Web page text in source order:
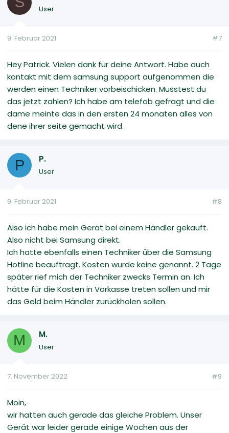
User
9. Februar 2021 #7
Hey Patrick. Vielen dank für deine Antwort. Habe auch
kontakt mit dem samsung support aufgenommen die
werden einen Techniker vorbeischicken. Musstest du
das jetzt zahlen? Ich habe am telefob gefragt und die
dame meinte das in den ersten 24 monaten alles von
dene ihrer seite gemacht wird.
P P.
User
9. Februar 2021 #8
Also ich habe mein Gerät bei einem Händler gekauft.
Also nicht bei Samsung direkt.
Ich hatte ebenfalls einen Techniker über die Samsung
Hotline beauftragt. Kosten wurde keine genannt. 2 Tage
später rief mich der Techniker zwecks Termin an. Ich
hätte für die Kosten in Vorkasse treten sollen und mir
das Geld beim Händler zurückholen sollen.
M M.
User
7. November 2022 #9
Moin,
wir hatten auch gerade das gleiche Problem. Unser
Gerät war leider gerade einige Wochen aus der